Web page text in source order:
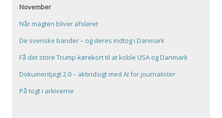
November
Når magten bliver afsløret
De svenske bander – og deres indtog i Danmark
Få det store Trump-kørekort til at koble USA og Danmark
Dokumentjagt 2.0 – aktindsigt med AI for journalister
På togt i arkiverne